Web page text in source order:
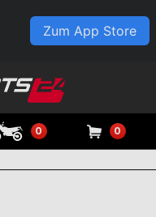
Zum App Store
0 0